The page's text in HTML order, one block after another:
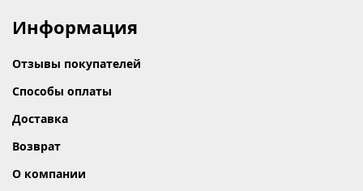
Информация
Отзывы покупателей
Способы оплаты
Доставка
Возврат
О компании